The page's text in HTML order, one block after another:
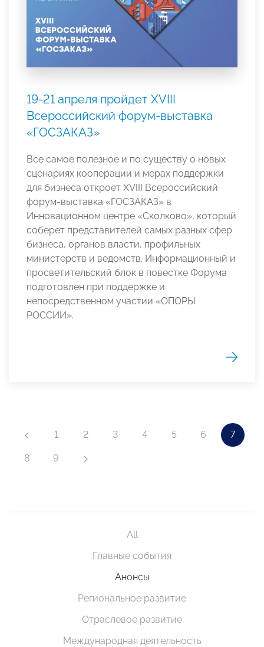
19-21 апреля пройдет XVIII
Всероссийский форум-выставка
«ГОСЗАКАЗ»
Все самое полезное и по существу о новых
сценариях кооперации и мерах поддержки
для бизнеса откроет XVIII Всероссийский
форум-выставка «ГОСЗАКАЗ» в
Инновационном центре «Сколково», который
соберет представителей самых разных сфер
бизнеса, органов власти, профильных
министерств и ведомств. Информационный и
просветительский блок в повестке Форума
подготовлен при поддержке и
непосредственном участии «ОПОРЫ
РОССИИ».
1 2 3 4 5 6 7
8 9
All
Главные события
Анонсы
Региональное развитие
Отраслевое развитие
Международная деятельность